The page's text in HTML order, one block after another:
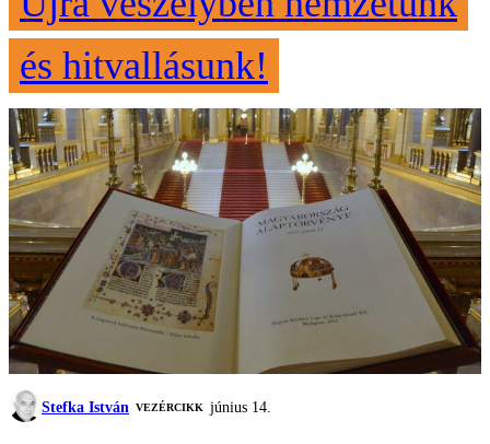
és hitvallásunk!
Stefka István VEZÉRCIKK június 14.